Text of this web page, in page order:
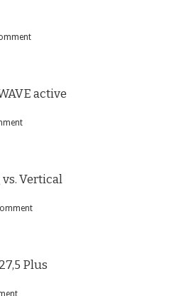
active
Vertical
Plus